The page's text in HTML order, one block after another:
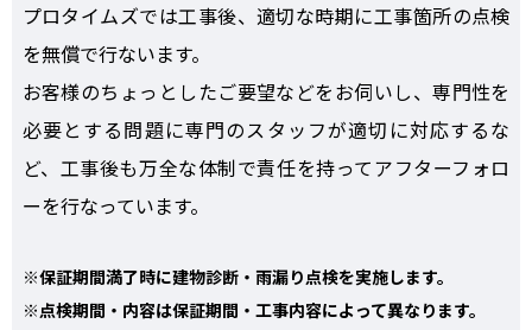
プロタイムズでは工事後、適切な時期に工事箇所の点検
を無償で行ないます。
お客様のちょっとしたご要望などをお伺いし、専門性を
必要とする問題に専門のスタッフが適切に対応するな
ど、工事後も万全な体制で責任を持ってアフターフォロ
ーを行なっています。
※保証期間満了時に建物診断・雨漏り点検を実施します。
※点検期間・内容は保証期間・工事内容によって異なります。